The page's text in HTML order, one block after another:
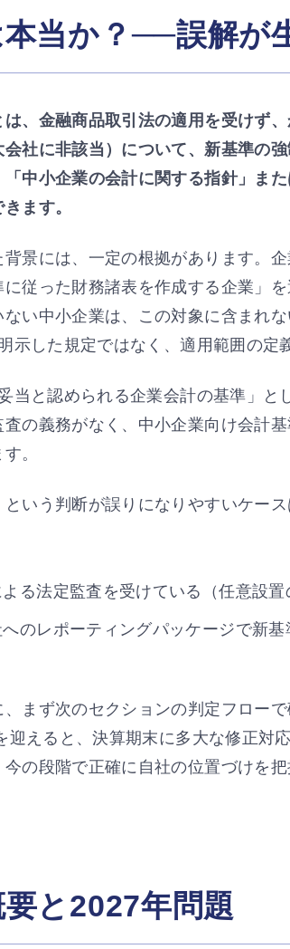
本当か？──誤解が
、金融商品取引法の適用を受けず
社に非該当）について、新基準の
中小企業の会計に関する指針」ま
ます。
景には、一定の根拠があります。
従った財務諸表を作成する企業」
い中小企業は、この対象に含まれ
示した規定ではなく、適用範囲の定
当と認められる企業会計の基準」と
の義務がなく、中小企業向け会計
。
という判断が誤りになりやすいケー
る法定監査を受けている（任意設置
のレポーティングパッケージで新
、まず次のセクションの判定フロー
えると、決算期末に多大な修正対
の段階で正確に自社の位置づけを
と2027年問題